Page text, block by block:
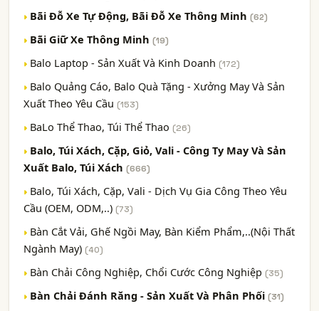
Bãi Đỗ Xe Tự Động, Bãi Đỗ Xe Thông Minh (62)
Bãi Giữ Xe Thông Minh (19)
Balo Laptop - Sản Xuất Và Kinh Doanh (172)
Balo Quảng Cáo, Balo Quà Tặng - Xưởng May Và Sản
Xuất Theo Yêu Cầu (153)
BaLo Thể Thao, Túi Thể Thao (26)
Balo, Túi Xách, Cặp, Giỏ, Vali - Công Ty May Và Sản
Xuất Balo, Túi Xách (666)
Balo, Túi Xách, Cặp, Vali - Dịch Vụ Gia Công Theo Yêu
Cầu (OEM, ODM,..) (73)
Bàn Cắt Vải, Ghế Ngồi May, Bàn Kiểm Phẩm,..(Nội Thất
Ngành May) (40)
Bàn Chải Công Nghiệp, Chổi Cước Công Nghiệp (35)
Bàn Chải Đánh Răng - Sản Xuất Và Phân Phối (31)